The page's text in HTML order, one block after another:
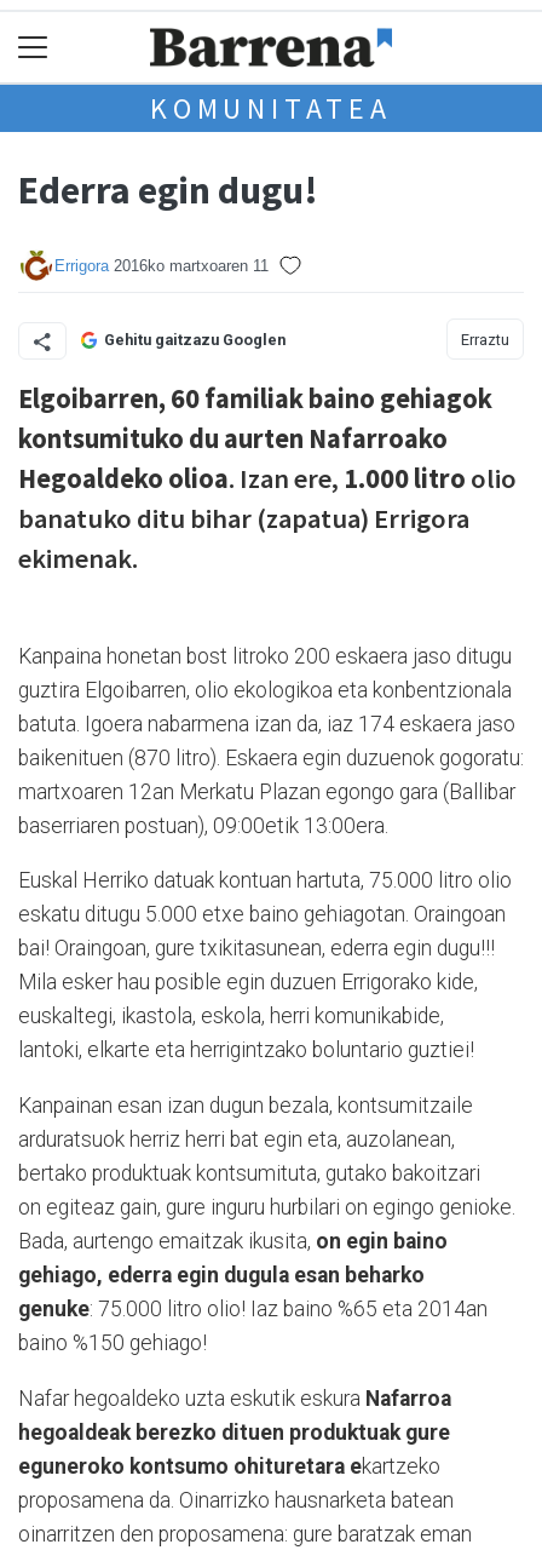
KOMUNITATEA
Ederra egin dugu!
Errigora 2016ko martxoaren 11
Gehitu gaitzazu Googlen Erraztu
Elgoibarren, 60 familiak baino gehiagok
kontsumituko du aurten Nafarroako
Hegoaldeko olioa. Izan ere, 1.000 litro olio
banatuko ditu bihar (zapatua) Errigora
ekimenak.
Kanpaina honetan bost litroko 200 eskaera jaso ditugu
guztira Elgoibarren, olio ekologikoa eta konbentzionala
batuta. Igoera nabarmena izan da, iaz 174 eskaera jaso
baikenituen (870 litro). Eskaera egin duzuenok gogoratu:
martxoaren 12an Merkatu Plazan egongo gara (Ballibar
baserriaren postuan), 09:00etik 13:00era.
Euskal Herriko datuak kontuan hartuta, 75.000 litro olio
eskatu ditugu 5.000 etxe baino gehiagotan. Oraingoan
bai! Oraingoan, gure txikitasunean, ederra egin dugu!!!
Mila esker hau posible egin duzuen Errigorako kide,
euskaltegi, ikastola, eskola, herri komunikabide,
lantoki, elkarte eta herrigintzako boluntario guztiei!
Kanpainan esan izan dugun bezala, kontsumitzaile
arduratsuok herriz herri bat egin eta, auzolanean,
bertako produktuak kontsumituta, gutako bakoitzari
on egiteaz gain, gure inguru hurbilari on egingo genioke.
Bada, aurtengo emaitzak ikusita, on egin baino
gehiago, ederra egin dugula esan beharko
genuke: 75.000 litro olio! Iaz baino %65 eta 2014an
baino %150 gehiago!
Nafar hegoaldeko uzta eskutik eskura Nafarroa
hegoaldeak berezko dituen produktuak gure
eguneroko kontsumo ohituretara ekartzeko
proposamena da. Oinarrizko hausnarketa batean
oinarritzen den proposamena: gure baratzak eman